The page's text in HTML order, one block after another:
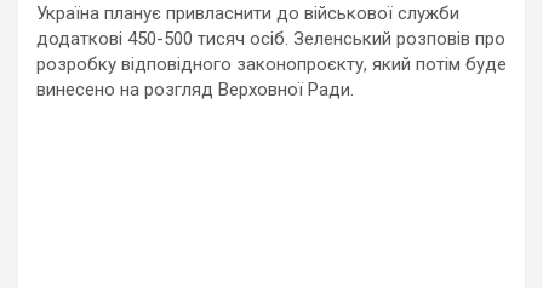
Україна планує привласнити до військової служби
додаткові 450-500 тисяч осіб. Зеленський розповів про
розробку відповідного законопроєкту, який потім буде
винесено на розгляд Верховної Ради.